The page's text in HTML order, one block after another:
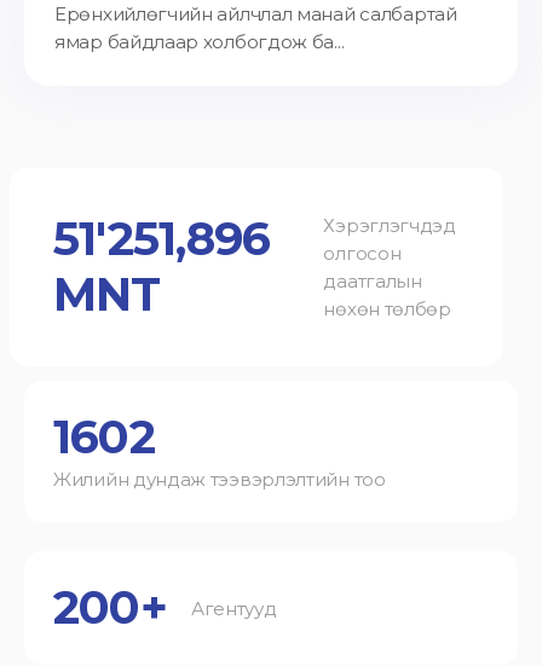
Ерөнхийлөгчийн айлчлал манай салбартай
ямар байдлаар холбогдож ба...
51'251,896
MNT
Хэрэглэгчдэд
олгосон
даатгалын
нөхөн төлбөр
1602
Жилийн дундаж тээвэрлэлтийн тоо
200+ Агентууд